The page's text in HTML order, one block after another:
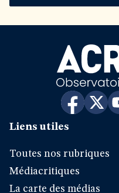
Liens utiles
Toutes nos rubriques
Médiacritiques
La carte des médias